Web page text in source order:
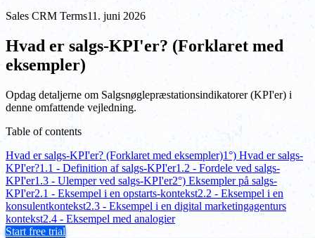
Sales CRM Terms11. juni 2026
Hvad er salgs-KPI'er? (Forklaret med
eksempler)
Opdag detaljerne om Salgsnøglepræstationsindikatorer (KPI'er) i
denne omfattende vejledning.
Table of contents
Hvad er salgs-KPI'er? (Forklaret med eksempler)1°) Hvad er salgs-
KPI'er?1.1 - Definition af salgs-KPI'er1.2 - Fordele ved salgs-
KPI'er1.3 - Ulemper ved salgs-KPI'er2°) Eksempler på salgs-
KPI'er2.1 - Eksempel i en opstarts-kontekst2.2 - Eksempel i en
konsulentkontekst2.3 - Eksempel i en digital marketingagenturs
kontekst2.4 - Eksempel med analogier
Start free trial